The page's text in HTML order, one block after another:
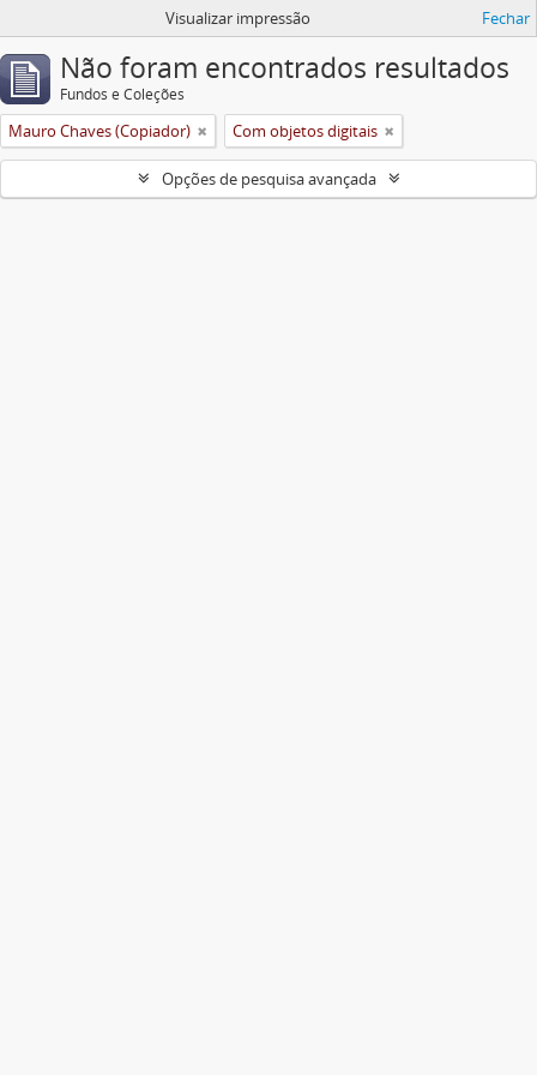
Visualizar impressão Fechar
Não foram encontrados resultados
Fundos e Coleções
Mauro Chaves (Copiador) Com objetos digitais
Opções de pesquisa avançada